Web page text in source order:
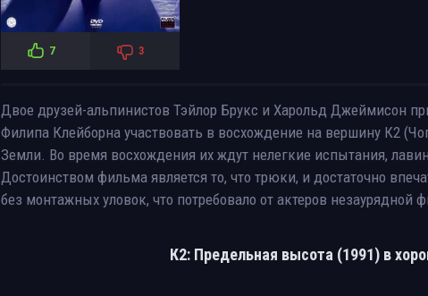
7 3
Двое друзей-альпинистов Тэйлор Брукс и Харольд Джеймисон
Филипа Клейборна участвовать в восхождение на вершину К2
Земли. Во время восхождения их ждут нелегкие испытания,
Достоинством фильма является то, что трюки, и достаточно
без монтажных уловок, что потребовало от актеров незаурядной
К2: Предельная высота (1991) в